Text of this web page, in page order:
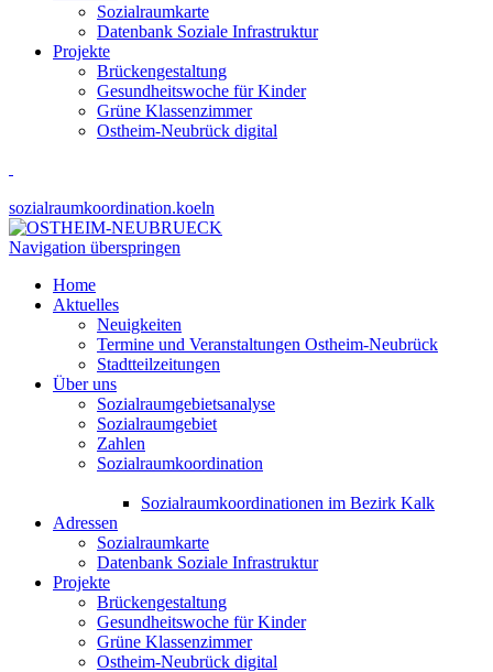
Sozialraumkarte
Datenbank Soziale Infrastruktur
Projekte
Brückengestaltung
Gesundheitswoche für Kinder
Grüne Klassenzimmer
Ostheim-Neubrück digital
sozialraumkoordination.koeln
Navigation überspringen
Home
Aktuelles
Neuigkeiten
Termine und Veranstaltungen Ostheim-Neubrück
Stadtteilzeitungen
Über uns
Sozialraumgebietsanalyse
Sozialraumgebiet
Zahlen
Sozialraumkoordination
Sozialraumkoordinationen im Bezirk Kalk
Adressen
Sozialraumkarte
Datenbank Soziale Infrastruktur
Projekte
Brückengestaltung
Gesundheitswoche für Kinder
Grüne Klassenzimmer
Ostheim-Neubrück digital